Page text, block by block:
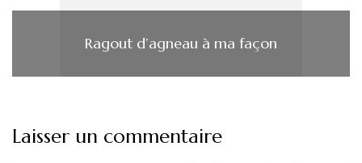
Ragout d’agneau à ma façon
Laisser un commentaire